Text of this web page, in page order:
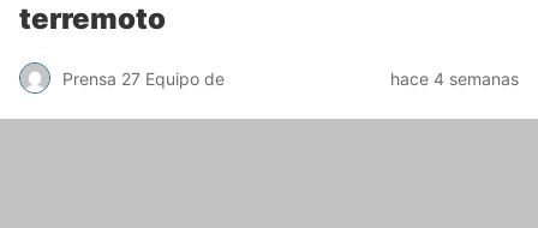
terremoto
Prensa 27 Equipo de hace 4 semanas